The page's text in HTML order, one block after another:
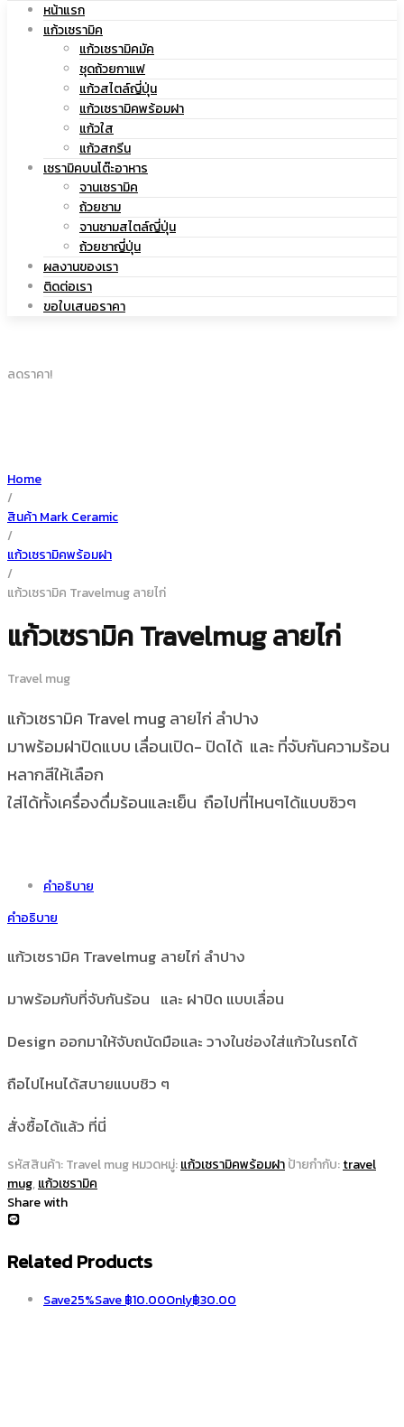
|
เซรามิค
สกรีน
โลโก้
หน้าแรก
แก้วเซรามิค
แก้วเซรามิคมัค
ชุดถ้วยกาแฟ
แก้วสไตล์ญี่ปุ่น
แก้วเซรามิคพร้อมฝา
แก้วใส
แก้วสกรีน
เซรามิคบนโต๊ะอาหาร
จานเซรามิค
ถ้วยชาม
จานชามสไตล์ญี่ปุ่น
ถ้วยชาญี่ปุ่น
ผลงานของเรา
ติดต่อเรา
ขอใบเสนอราคา
ลดราคา!
Home
/
สินค้า Mark Ceramic
/
แก้วเซรามิคพร้อมฝา
/
แก้วเซรามิค Travelmug ลายไก่
แก้วเซรามิค Travelmug ลายไก่
Travel mug
แก้วเซรามิค Travel mug ลายไก่ ลำปาง
มาพร้อมฝาปิดแบบ เลื่อนเปิด- ปิดได้ และ ที่จับกันความร้อน
หลากสีให้เลือก
ใส่ได้ทั้งเครื่องดื่มร้อนและเย็น ถือไปที่ไหนๆได้แบบชิวๆ
คำอธิบาย
คำอธิบาย
แก้วเซรามิค Travelmug ลายไก่ ลำปาง
มาพร้อมกับที่จับกันร้อน และ ฝาปิด แบบเลื่อน
Design ออกมาให้จับถนัดมือและ วางในช่องใส่แก้วในรถได้
ถือไปไหนได้สบายแบบชิว ๆ
สั่งซื้อได้แล้ว ที่นี่
รหัสสินค้า:Travel mugหมวดหมู่:แก้วเซรามิคพร้อมฝาป้ายกำกับ:travel
mug, แก้วเซรามิค
Share with
Related Products
Save25%Save฿10.00Only฿30.00